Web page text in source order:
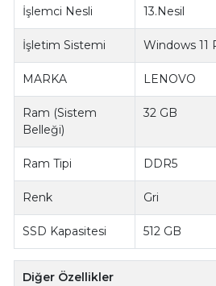
İşlemci Nesli 13.Nesil
İşletim Sistemi Windows 11
MARKA LENOVO
Ram (Sistem
Belleği)
32 GB
Ram Tipi DDR5
Renk Gri
SSD Kapasitesi 512 GB
Diğer Özellikler